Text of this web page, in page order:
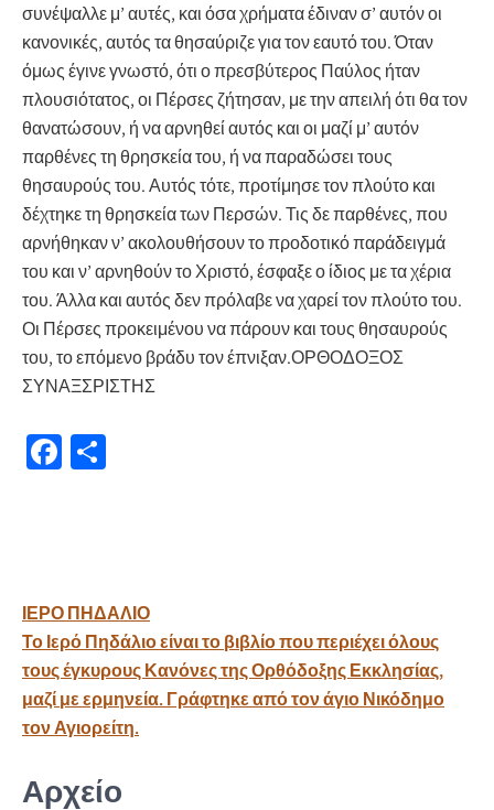
συνέψαλλε μ’ αυτές, και όσα χρήματα έδιναν σ’ αυτόν οι
κανονικές, αυτός τα θησαύριζε για τον εαυτό του. Όταν
όμως έγινε γνωστό, ότι ο πρεσβύτερος Παύλος ήταν
πλουσιότατος, οι Πέρσες ζήτησαν, με την απειλή ότι θα τον
θανατώσουν, ή να αρνηθεί αυτός και οι μαζί μ’ αυτόν
παρθένες τη θρησκεία του, ή να παραδώσει τους
θησαυρούς του. Αυτός τότε, προτίμησε τον πλούτο και
δέχτηκε τη θρησκεία των Περσών. Τις δε παρθένες, που
αρνήθηκαν ν’ ακολουθήσουν το προδοτικό παράδειγμά
του και ν’ αρνηθούν το Χριστό, έσφαξε ο ίδιος με τα χέρια
του. Άλλα και αυτός δεν πρόλαβε να χαρεί τον πλούτο του.
Οι Πέρσες προκειμένου να πάρουν και τους θησαυρούς
του, το επόμενο βράδυ τον έπνιξαν.ΟΡΘΟΔΟΞΟΣ
ΣΥΝΑΞΣΡΙΣΤΗΣ
Fa
k τε
ίτ
ε
Πλοήγηση
άρθρων
ΙΕΡΟ ΠΗΔΑΛΙΟ
Το Ιερό Πηδάλιο είναι το βιβλίο που περιέχει όλους
τους έγκυρους Κανόνες της Ορθόδοξης Εκκλησίας,
μαζί με ερμηνεία. Γράφτηκε από τον άγιο Νικόδημο
τον Αγιορείτη.
Αρχείο